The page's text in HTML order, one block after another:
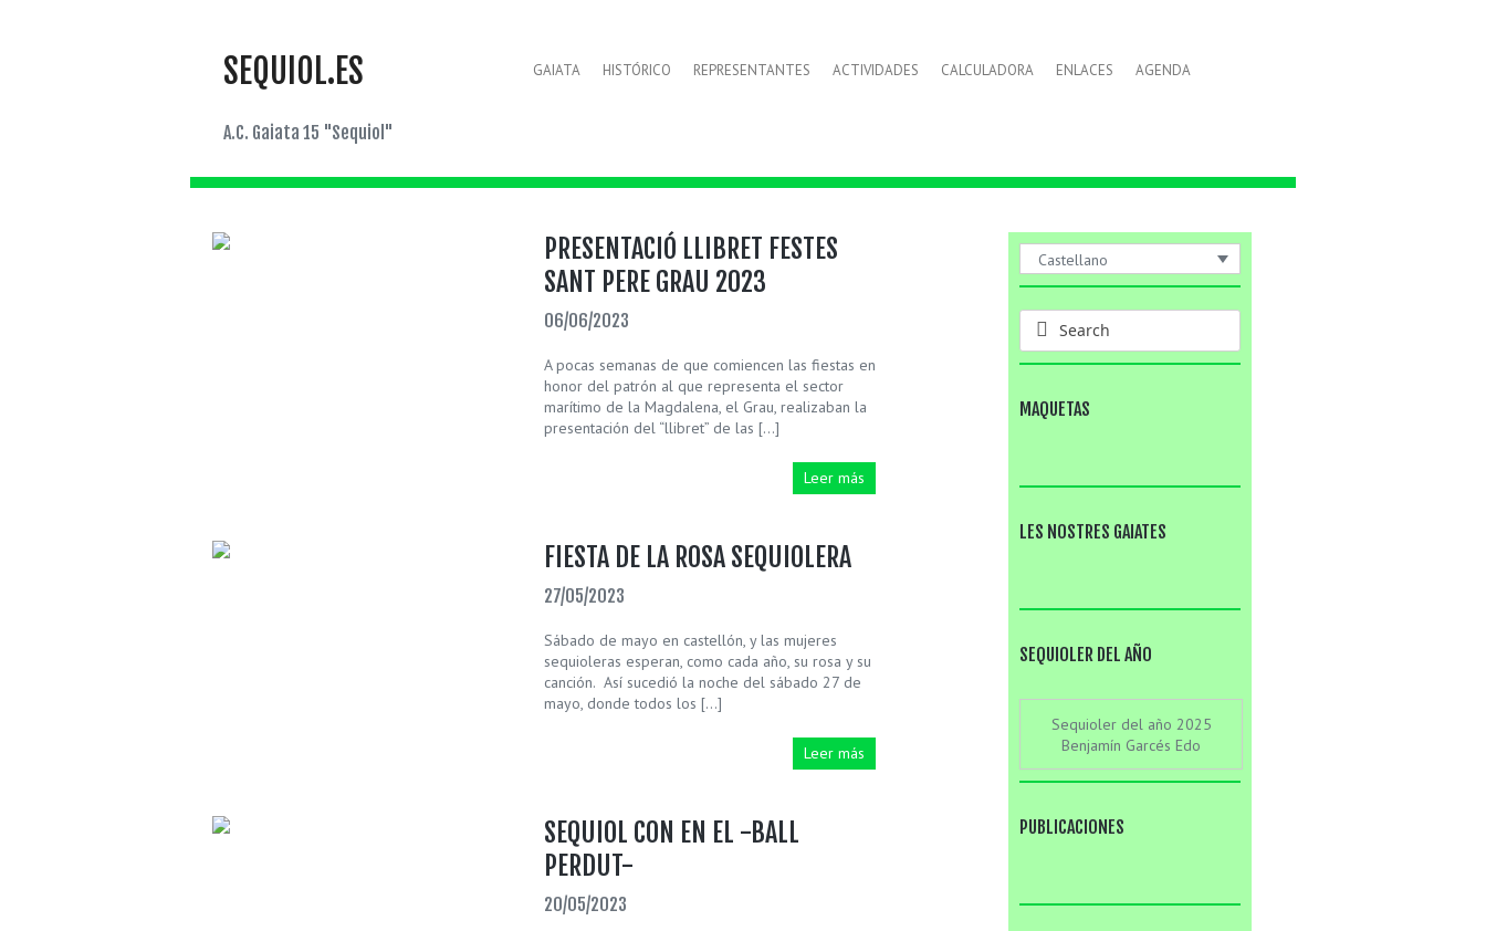
SEQUIOL.ES
A.C. Gaiata 15 "Sequiol"
GAIATA HISTÓRICO REPRESENTANTES ACTIVIDADES CALCULADORA ENLACES AGENDA
PRESENTACIÓ LLIBRET FESTES
SANT PERE GRAU 2023
06/06/2023
A pocas semanas de que comiencen las fiestas en
honor del patrón al que representa el sector
marítimo de la Magdalena, el Grau, realizaban la
presentación del “llibret” de las […]
Leer más
FIESTA DE LA ROSA SEQUIOLERA
27/05/2023
Sábado de mayo en castellón, y las mujeres
sequioleras esperan, como cada año, su rosa y su
canción. Así sucedió la noche del sábado 27 de
mayo, donde todos los […]
Leer más
SEQUIOL CON EN EL -BALL
PERDUT-
20/05/2023
Castellano
MAQUETAS
LES NOSTRES GAIATES
SEQUIOLER DEL AÑO
Sequioler del año 2025
Benjamín Garcés Edo
PUBLICACIONES